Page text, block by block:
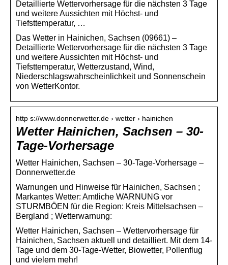
Detaillierte Wettervorhersage für die nächsten 3 Tage
und weitere Aussichten mit Höchst- und
Tiefsttemperatur, …
Das Wetter in Hainichen, Sachsen (09661) –
Detaillierte Wettervorhersage für die nächsten 3 Tage
und weitere Aussichten mit Höchst- und
Tiefsttemperatur, Wetterzustand, Wind,
Niederschlagswahrscheinlichkeit und Sonnenschein
von WetterKontor.
http s://www.donnerwetter.de › wetter › hainichen
Wetter Hainichen, Sachsen – 30-
Tage-Vorhersage
Wetter Hainichen, Sachsen – 30-Tage-Vorhersage –
Donnerwetter.de
Warnungen und Hinweise für Hainichen, Sachsen ;
Markantes Wetter: Amtliche WARNUNG vor
STURMBÖEN für die Region: Kreis Mittelsachsen –
Bergland ; Wetterwarnung:
Wetter Hainichen, Sachsen – Wettervorhersage für
Hainichen, Sachsen aktuell und detailliert. Mit dem 14-
Tage und dem 30-Tage-Wetter, Biowetter, Pollenflug
und vielem mehr!